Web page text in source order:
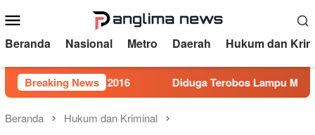
ke
kontenMobile
Beranda Nasional Metro Daerah Hukum dan
Breaking News
5 Tahun 2016 Diduga Terobos Lampu Merah,
Beranda Hukum dan Kriminal